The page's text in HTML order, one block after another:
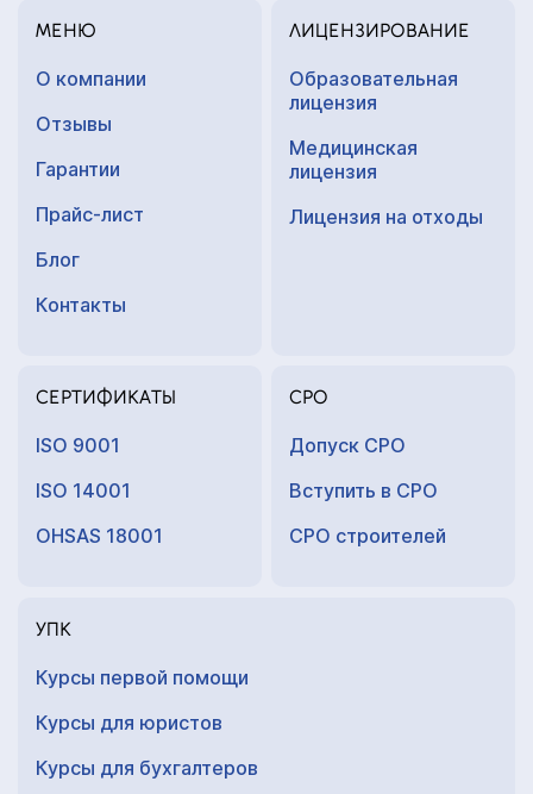
МЕНЮ
О компании
Отзывы
Гарантии
Прайс-лист
Блог
Контакты
ЛИЦЕНЗИРОВАНИЕ
Образовательная
лицензия
Медицинская
лицензия
Лицензия на отходы
СЕРТИФИКАТЫ
ISO 9001
ISO 14001
OHSAS 18001
СРО
Допуск СРО
Вступить в СРО
СРО строителей
УПК
Курсы первой помощи
Курсы для юристов
Курсы для бухгалтеров